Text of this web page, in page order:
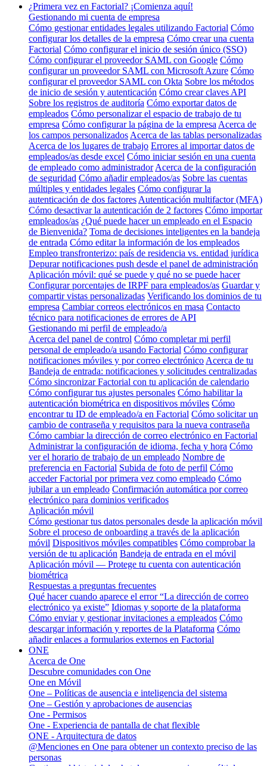
¿Primera vez en Factorial? ¡Comienza aquí!
Gestionando mi cuenta de empresa
Cómo gestionar entidades legales utilizando Factorial Cómo
configurar los detalles de la empresa Cómo crear una cuenta
Factorial Cómo configurar el inicio de sesión único (SSO)
Cómo configurar el proveedor SAML con Google Cómo
configurar un proveedor SAML con Microsoft Azure Cómo
configurar el proveedor SAML con Okta Sobre los métodos
de inicio de sesión y autenticación Cómo crear claves API
Sobre los registros de auditoría Cómo exportar datos de
empleados Cómo personalizar el espacio de trabajo de tu
empresa Cómo configurar la página de la empresa Acerca de
los campos personalizados Acerca de las tablas personalizadas
Acerca de los lugares de trabajo Errores al importar datos de
empleados/as desde excel Cómo iniciar sesión en una cuenta
de empleado como administrador Acerca de la configuración
de seguridad Cómo añadir empleados/as Sobre las cuentas
múltiples y entidades legales Cómo configurar la
autenticación de dos factores Autenticación multifactor (MFA)
Cómo desactivar la autenticación de 2 factores Cómo importar
empleados/as ¿Qué puede hacer un empleado en el Espacio
de Bienvenida? Toma de decisiones inteligentes en la bandeja
de entrada Cómo editar la información de los empleados
Empleo transfronterizo: país de residencia vs. entidad jurídica
Depurar notificaciones push desde el panel de administración
Aplicación móvil: qué se puede y qué no se puede hacer
Configurar porcentajes de IRPF para empleados/as Guardar y
compartir vistas personalizadas Verificando los dominios de tu
empresa Cambiar correos electrónicos en masa Contacto
técnico para notificaciones de errores de API
Gestionando mi perfil de empleado/a
Acerca del panel de control Cómo completar mi perfil
personal de empleado/a usando Factorial Cómo configurar
notificaciones móviles y por correo electrónico Acerca de tu
Bandeja de entrada: notificaciones y solicitudes centralizadas
Cómo sincronizar Factorial con tu aplicación de calendario
Cómo configurar tus ajustes personales Cómo habilitar la
autenticación biométrica en dispositivos móviles Cómo
encontrar tu ID de empleado/a en Factorial Cómo solicitar un
cambio de contraseña y requisitos para la nueva contraseña
Cómo cambiar la dirección de correo electrónico en Factorial
Administrar la configuración de idioma, fecha y hora Cómo
ver el horario de trabajo de un empleado Nombre de
preferencia en Factorial Subida de foto de perfil Cómo
acceder Factorial por primera vez como empleado Cómo
jubilar a un empleado Confirmación automática por correo
electrónico para dominios verificados
Aplicación móvil
Cómo gestionar tus datos personales desde la aplicación móvil
Sobre el proceso de onboarding a través de la aplicación
móvil Dispositivos móviles compatibles Cómo comprobar la
versión de tu aplicación Bandeja de entrada en el móvil
Aplicación móvil — Protege tu cuenta con autenticación
biométrica
Respuestas a preguntas frecuentes
Qué hacer cuando aparece el error “La dirección de correo
electrónico ya existe” Idiomas y soporte de la plataforma
Cómo enviar y gestionar invitaciones a empleados Cómo
descargar información y reportes de la Plataforma Cómo
añadir enlaces a formularios externos en Factorial
ONE
Acerca de One
Descubre comunidades con One
One en Móvil
One – Políticas de ausencia e inteligencia del sistema
One – Gestión y aprobaciones de ausencias
One - Permisos
One - Experiencia de pantalla de chat flexible
ONE - Arquitectura de datos
@Menciones en One para obtener un contexto preciso de las
personas